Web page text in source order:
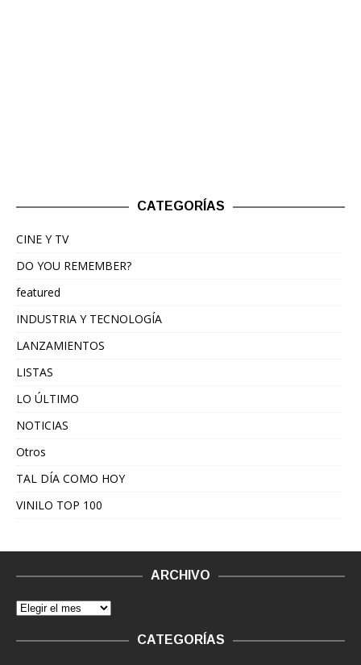
CATEGORÍAS
CINE Y TV
DO YOU REMEMBER?
featured
INDUSTRIA Y TECNOLOGÍA
LANZAMIENTOS
LISTAS
LO ÚLTIMO
NOTICIAS
Otros
TAL DÍA COMO HOY
VINILO TOP 100
ARCHIVO
CATEGORÍAS